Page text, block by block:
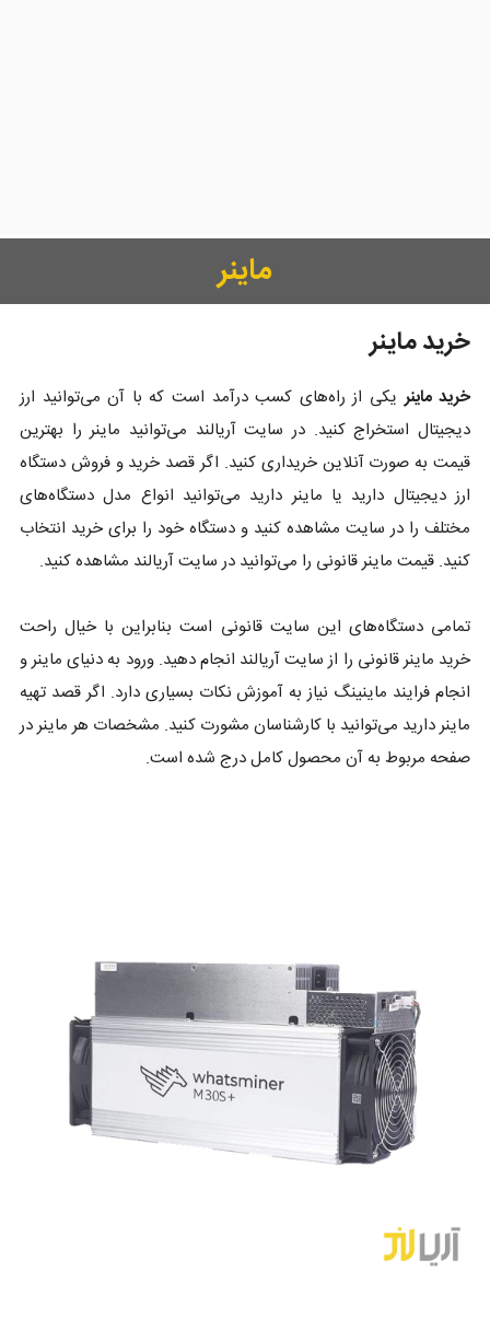
ماینر
خرید ماینر
خرید ماینریکی از راه‌های کسب درآمد است که با آن می‌توانید ارز
دیجیتال استخراج کنید. در سایت آریالند می‌توانید ماینر را بهترین
قیمت به صورت آنلاین خریداری کنید. اگر قصد خرید و فروش دستگاه
ارز دیجیتال دارید یا ماینر دارید می‌توانید انواع مدل دستگاه‌های
مختلف را در سایت مشاهده کنید و دستگاه خود را برای خرید انتخاب
کنید. قیمت ماینر قانونی را می‌توانید در سایت آریالند مشاهده کنید.
تمامی دستگاه‌های این سایت قانونی است بنابراین با خیال راحت
خرید ماینر قانونی را از سایت آریالند انجام دهید. ورود به دنیای ماینر و
انجام فرایند ماینینگ نیاز به آموزش نکات بسیاری دارد. اگر قصد تهیه
ماینر دارید می‌توانید با کارشناسان مشورت کنید. مشخصات هر ماینر در
صفحه مربوط به آن محصول کامل درج شده است.